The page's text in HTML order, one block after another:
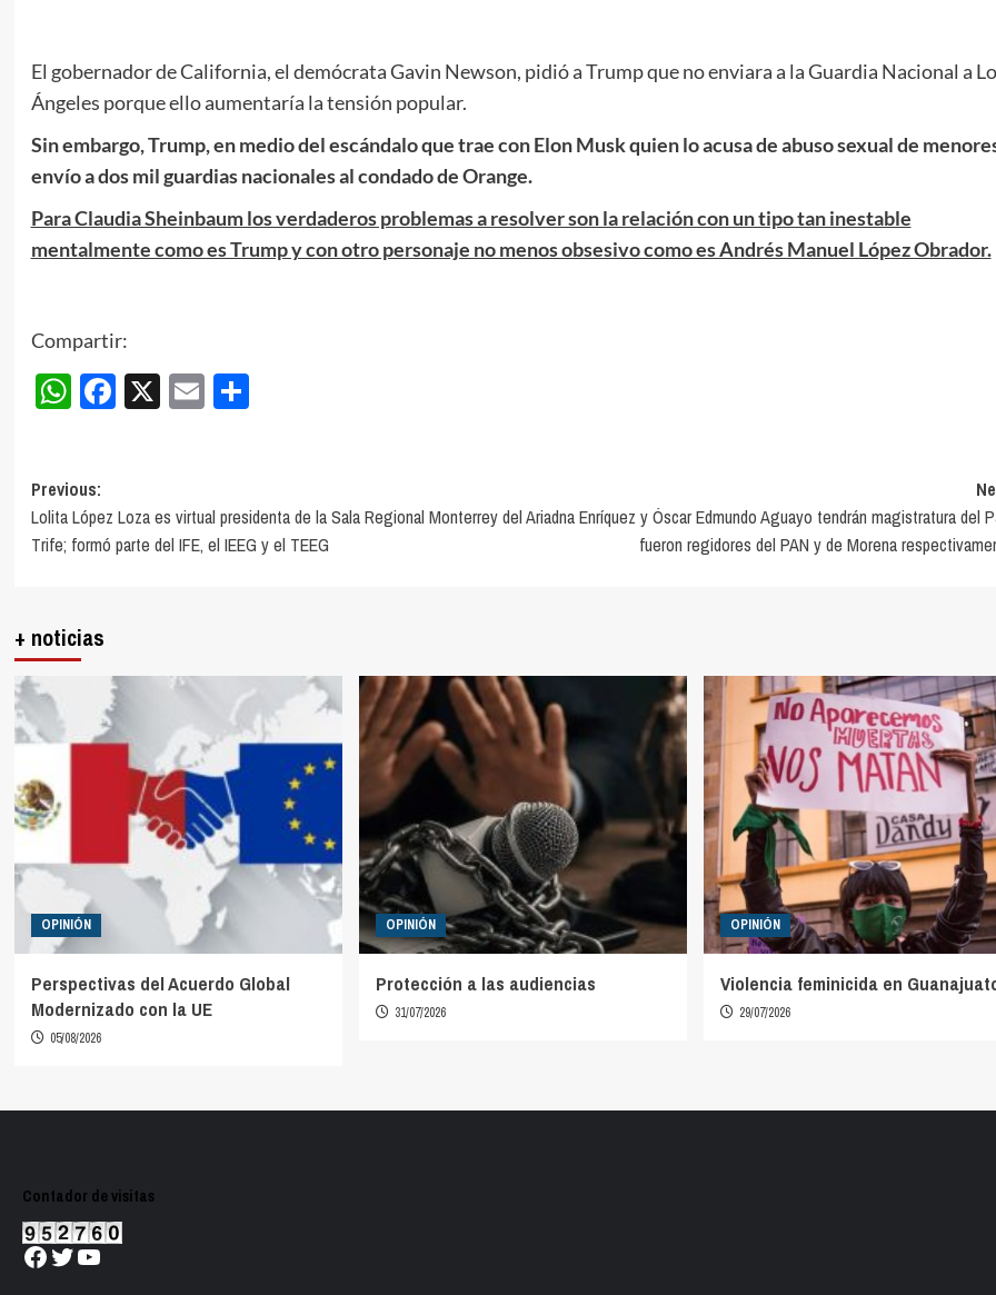
El gobernador de California, el demócrata Gavin Newson, pidió a Trump que no enviara a la Guardia Nacional a
Ángeles porque ello aumentaría la tensión popular.
Sin embargo, Trump, en medio del escándalo que trae con Elon Musk quien lo acusa de abuso sexual de
envío a dos mil guardias nacionales al condado de Orange.
Para Claudia Sheinbaum los verdaderos problemas a resolver son la relación con un tipo tan inestable
mentalmente como es Trump y con otro personaje no menos obsesivo como es Andrés Manuel López Obrador.
Compartir:
WhatsApp
Facebook
X EmailCompartir
Post
navigation
Previous:
Lolita López Loza es virtual presidenta de la Sala Regional Monterrey del
Trife; formó parte del IFE, el IEEG y el TEEG
Ariadna Enríquez y Óscar Edmundo Aguayo tendrán magistratura del
fueron regidores del PAN y de Morena
+ noticias
OPINIÓN
Perspectivas del Acuerdo Global
Modernizado con la UE
05/08/2026
OPINIÓN
Protección a las audiencias
31/07/2026
OPINIÓN
Violencia feminicida en
29/07/2026
Contador de visitas
Facebook
Twitter
YouTube